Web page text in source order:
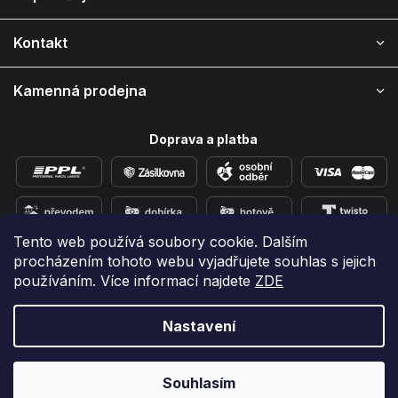
Tento web používá soubory cookie. Dalším
procházením tohoto webu vyjadřujete souhlas s jejich
používáním. Více informací najdete ZDE
Nastavení
Souhlasím
Kontakt
Kamenná prodejna
Doprava a platba
Přidejte se k nám na sítích
Vytvořil Shoptet
e-shop iPhoneLab.cz